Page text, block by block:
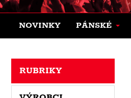
NOVINKY PÁNSKÉ
RUBRIKY